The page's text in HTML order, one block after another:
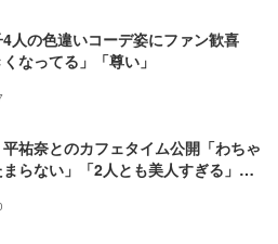
人の色違いコーデ姿にファン歓喜
くなってる」「尊い」
祐奈とのカフェタイム公開「わちゃ
らない」「2人とも美人すぎる」の